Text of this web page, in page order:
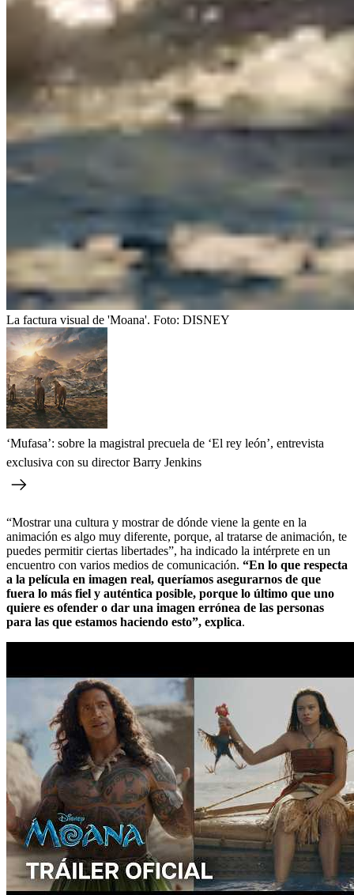
La factura visual de 'Moana'. Foto: DISNEY
‘Mufasa’: sobre la magistral precuela de ‘El rey león’, entrevista
exclusiva con su director Barry Jenkins
“Mostrar una cultura y mostrar de dónde viene la gente en la
animación es algo muy diferente, porque, al tratarse de animación, te
puedes permitir ciertas libertades”, ha indicado la intérprete en un
encuentro con varios medios de comunicación. “En lo que respecta
a la película en imagen real, queríamos asegurarnos de que
fuera lo más fiel y auténtica posible, porque lo último que uno
quiere es ofender o dar una imagen errónea de las personas
para las que estamos haciendo esto”, explica.